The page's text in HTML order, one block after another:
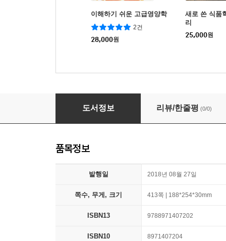
이해하기 쉬운 고급영양학
2건
28,000원
새로 쓴 식품
리
25,000원
재미있는 식품미생물학
도서정보 리뷰/한줄평 (0/0)
품목정보
발행일 2018년 08월 27일
쪽수, 무게, 크기 413쪽 | 188*254*30mm
ISBN13 9788971407202
ISBN10 8971407204